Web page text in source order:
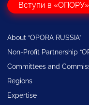
Вступи в «ОПОРУ»
About “OPORA RUSSIA”
Non-Profit Partnership
Committees and
Regions
Expertise